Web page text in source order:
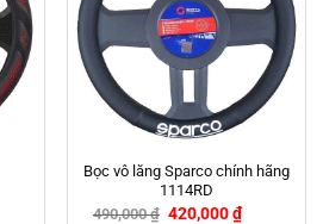
Bọc vô lăng Sparco chính hãng
1114RD
490,000₫ 420,000₫